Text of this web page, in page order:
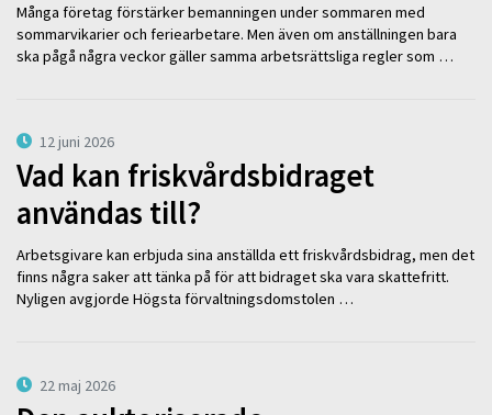
Många företag förstärker bemanningen under sommaren med
sommarvikarier och feriearbetare. Men även om anställningen bara
ska pågå några veckor gäller samma arbetsrättsliga regler som …
12 juni 2026
Vad kan friskvårdsbidraget
användas till?
Arbetsgivare kan erbjuda sina anställda ett friskvårdsbidrag, men det
finns några saker att tänka på för att bidraget ska vara skattefritt.
Nyligen avgjorde Högsta förvaltningsdomstolen …
22 maj 2026